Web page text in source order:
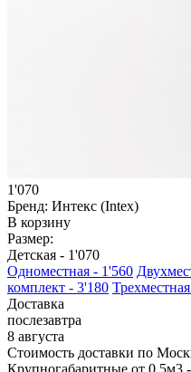
1'070
Бренд: Интекс (Intex)
В корзину
Размер:
Детская - 1'070
Одноместная - 1'560
комплект - 3'180
Доставка
послезавтра
8 августа
Стоимость доставки по
Крупногабаритные от 0,5м3 -